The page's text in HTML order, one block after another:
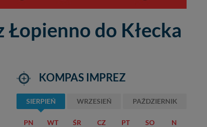
do Kłecka
KOMPAS IMPREZ
SIERPIEŃ WRZESIEŃ PAŹDZIERNIK
PN WT ŚR CZ PT SO N